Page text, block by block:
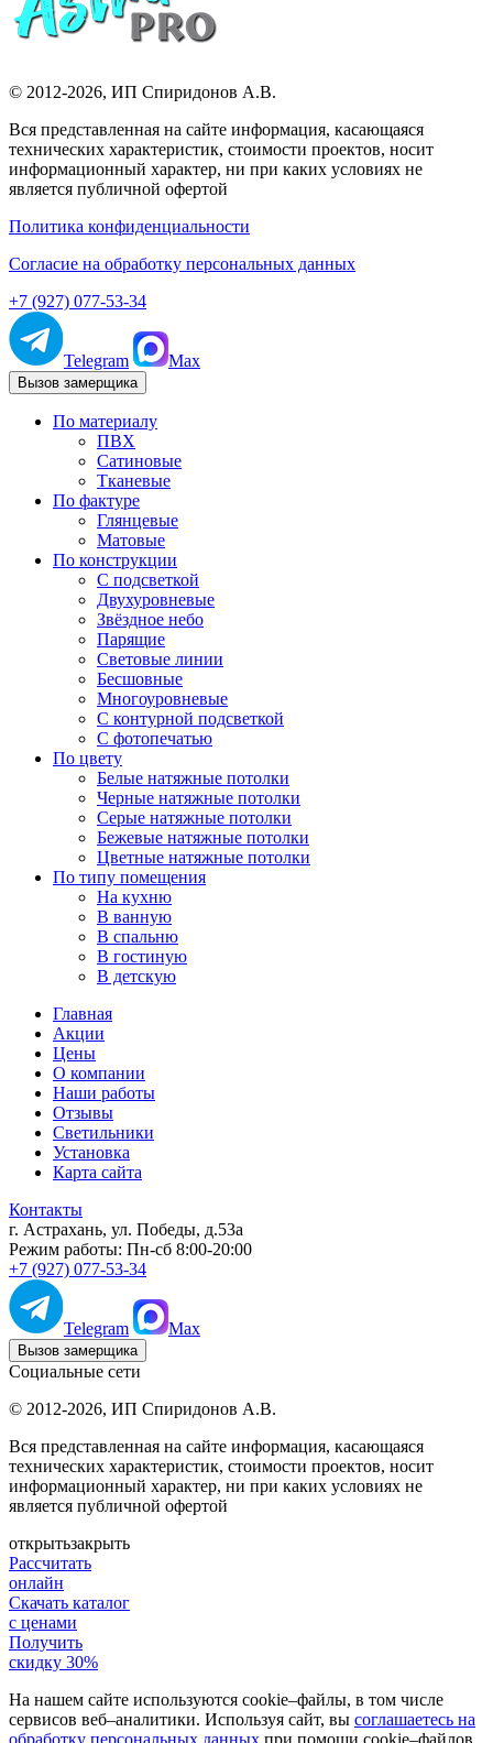
© 2012-2026, ИП Спиридонов А.В.
Вся представленная на сайте информация, касающаяся
технических характеристик, стоимости проектов, носит
информационный характер, ни при каких условиях не
является публичной офертой
Политика конфиденциальности
Согласие на обработку персональных данных
+7 (927) 077-53-34
Telegram Max
Вызов замерщика
По материалу
ПВХ
Сатиновые
Тканевые
По фактуре
Глянцевые
Матовые
По конструкции
С подсветкой
Двухуровневые
Звёздное небо
Парящие
Световые линии
Бесшовные
Многоуровневые
С контурной подсветкой
С фотопечатью
По цвету
Белые натяжные потолки
Черные натяжные потолки
Серые натяжные потолки
Бежевые натяжные потолки
Цветные натяжные потолки
По типу помещения
На кухню
В ванную
В спальню
В гостиную
В детскую
Главная
Акции
Цены
О компании
Наши работы
Отзывы
Светильники
Установка
Карта сайта
Контакты
г. Астрахань, ул. Победы, д.53а
Режим работы: Пн-сб 8:00-20:00
+7 (927) 077-53-34
Telegram Max
Вызов замерщика
Социальные сети
© 2012-2026, ИП Спиридонов А.В.
Вся представленная на сайте информация, касающаяся
технических характеристик, стоимости проектов, носит
информационный характер, ни при каких условиях не
является публичной офертой
открытьзакрыть
Рассчитать
онлайн
Скачать каталог
с ценами
Получить
скидку 30%
На нашем сайте используются cookie–файлы, в том числе
сервисов веб–аналитики. Используя сайт, вы соглашаетесь на
обработку персональных данных при помощи cookie–файлов.